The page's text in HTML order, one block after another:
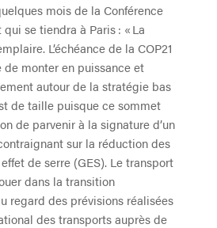
mois de la Conférence
se tiendra à Paris : « La
L’échéance de la COP21
monter en puissance et
autour de la stratégie bas
de taille puisque ce sommet
de parvenir à la signature d’un
sur la réduction des
de serre (GES). Le transport
dans la transition
regard des prévisions réalisées
des transports auprès de